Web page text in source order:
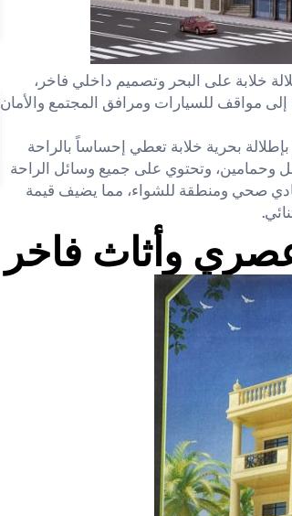
خلابة على البحر وتصميم داخلي فاخر،
مواقف للسيارات ومرافق المجتمع والأمان
بحرية خلابة تعطي إحساساً بالراحة
وحمامين، وتحتوي على جميع وسائل الراحة
صحي ومنطقة للشواء، مما يضيف قيمة
وأثاث فاخر